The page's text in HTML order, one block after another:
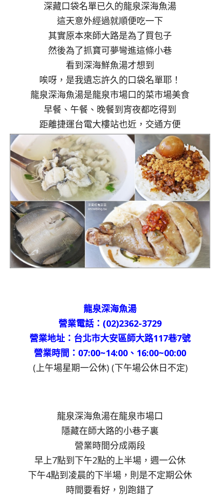
深藏口袋名單已久的龍泉深海魚湯
這天意外經過就順便吃一下
其實原本來師大路是為了買包子
然後為了抓寶可夢彎進這條小巷
看到深海鮮魚湯才想到
唉呀，是我遺忘許久的口袋名單耶！
龍泉深海魚湯是龍泉市場口的菜市場美食
早餐、午餐、晚餐到宵夜都吃得到
距離捷運台電大樓站也近，交通方便
龍泉深海魚湯
營業電話：(02)2362-3729
營業地址：台北市大安區師大路117巷7號
營業時間：07:00~14:00、16:00~00:00
(上午場星期一公休) (下午場公休日不定)
龍泉深海魚湯在龍泉市場口
隱藏在師大路的小巷子裏
營業時間分成兩段
早上7點到下午2點的上半場，週一公休
下午4點到凌晨的下半場，則是不定期公休
時間要看好，別跑錯了